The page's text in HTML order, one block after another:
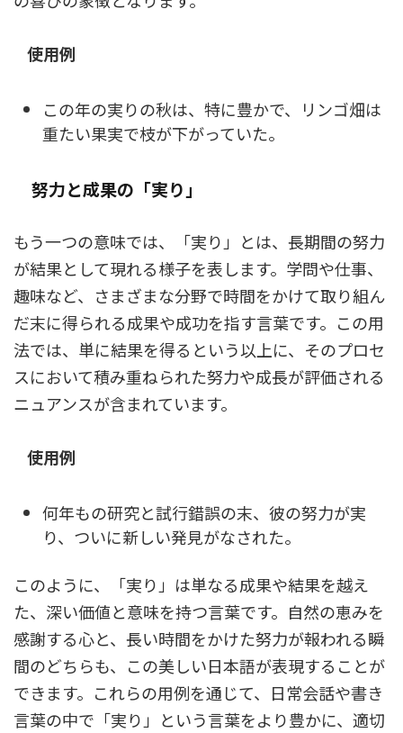
使用例
この年の実りの秋は、特に豊かで、リンゴ畑は
重たい果実で枝が下がっていた。
努力と成果の「実り」
もう一つの意味では、「実り」とは、長期間の努力
が結果として現れる様子を表します。学問や仕事、
趣味など、さまざまな分野で時間をかけて取り組ん
だ末に得られる成果や成功を指す言葉です。この用
法では、単に結果を得るという以上に、そのプロセ
スにおいて積み重ねられた努力や成長が評価される
ニュアンスが含まれています。
使用例
何年もの研究と試行錯誤の末、彼の努力が実
り、ついに新しい発見がなされた。
このように、「実り」は単なる成果や結果を越え
た、深い価値と意味を持つ言葉です。自然の恵みを
感謝する心と、長い時間をかけた努力が報われる瞬
間のどちらも、この美しい日本語が表現することが
できます。これらの用例を通じて、日常会話や書き
言葉の中で「実り」という言葉をより豊かに、適切